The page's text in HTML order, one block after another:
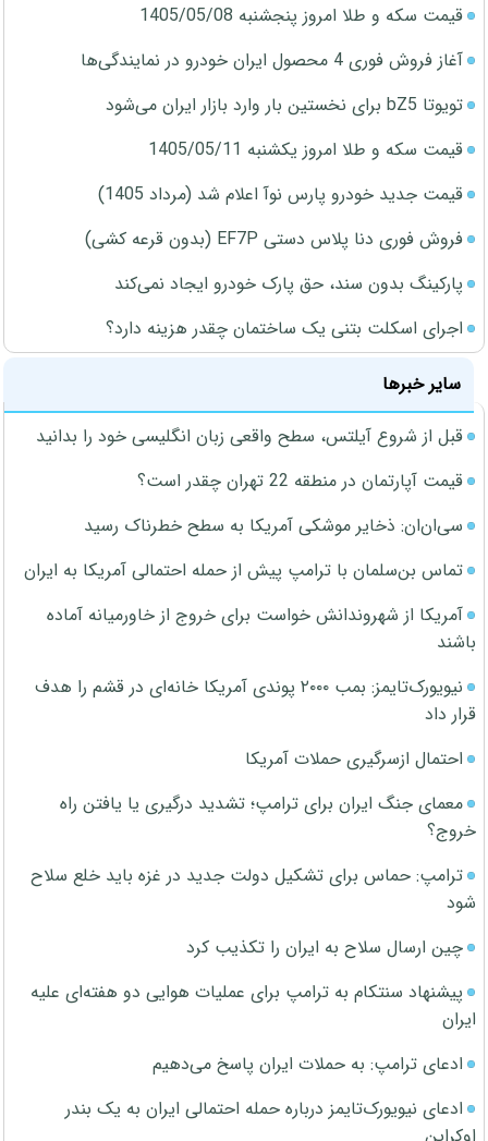
قیمت سکه و طلا امروز پنجشنبه 1405/05/08
آغاز فروش فوری 4 محصول ایران خودرو در نمایندگی‌ها
تویوتا bZ5 برای نخستین بار وارد بازار ایران می‌شود
قیمت سکه و طلا امروز یکشنبه 1405/05/11
قیمت جدید خودرو پارس نوآ اعلام شد (مرداد 1405)
فروش فوری دنا پلاس دستی EF7P (بدون قرعه کشی)
پارکینگ بدون سند، حق پارک خودرو ایجاد نمی‌کند
اجرای اسکلت بتنی یک ساختمان چقدر هزینه دارد؟
سایر خبرها
قبل از شروع آیلتس، سطح واقعی زبان انگلیسی خود را بدانید
قیمت آپارتمان در منطقه 22 تهران چقدر است؟
سی‌ان‌ان: ذخایر موشکی آمریکا به سطح خطرناک رسید
تماس بن‌سلمان با ترامپ پیش از حمله احتمالی آمریکا به ایران
آمریکا از شهروندانش خواست برای خروج از خاورمیانه آماده
باشند
نیویورک‌تایمز: بمب ۲۰۰۰ پوندی آمریکا خانه‌ای در قشم را هدف
قرار داد
احتمال ازسرگیری حملات آمریکا
معمای جنگ ایران برای ترامپ؛ تشدید درگیری یا یافتن راه
خروج؟
ترامپ: حماس برای تشکیل دولت جدید در غزه باید خلع سلاح
شود
چین ارسال سلاح به ایران را تکذیب کرد
پیشنهاد سنتکام به ترامپ برای عملیات هوایی دو هفته‌ای علیه
ایران
ادعای ترامپ: به حملات ایران پاسخ می‌دهیم
ادعای نیویورک‌تایمز درباره حمله احتمالی ایران به یک بندر